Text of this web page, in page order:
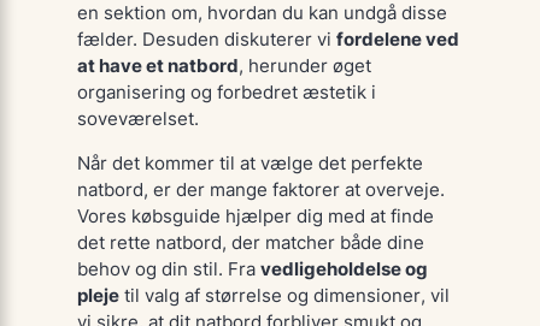
en sektion om, hvordan du kan undgå disse
fælder. Desuden diskuterer vi fordelene ved
at have et natbord , herunder øget
organisering og forbedret æstetik i
soveværelset.
Når det kommer til at vælge det perfekte
natbord, er der mange faktorer at overveje.
Vores købsguide hjælper dig med at finde
det rette natbord, der matcher både dine
behov og din stil. Fra vedligeholdelse og
plejetil valg af størrelse og dimensioner, vil